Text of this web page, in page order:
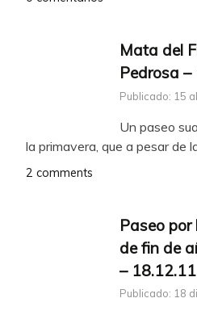
Mata del
Pedrosa
Publicado: 15
Un paseo
la primavera, que a pesar de
2 comments
Paseo
de fin de
– 18.12.11
Publicado: 18